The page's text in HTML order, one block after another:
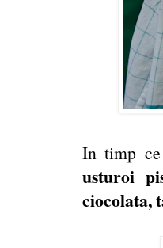
In timp
usturoi
ciocolata,